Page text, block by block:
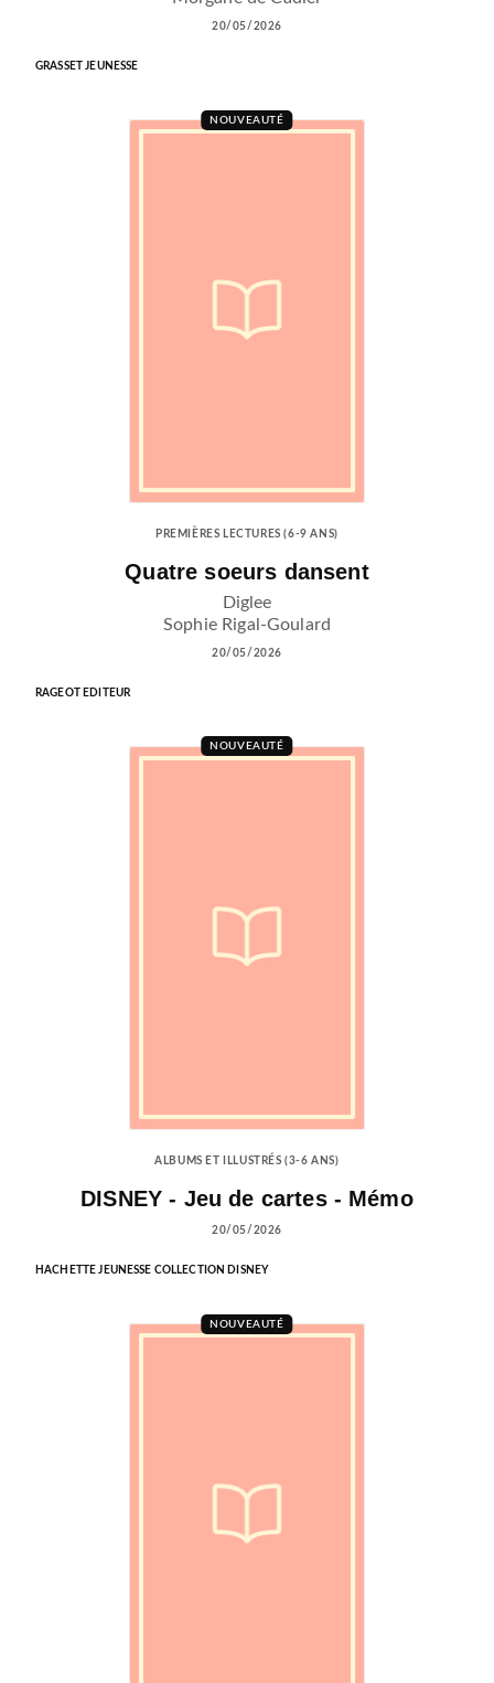
20/05/2026
GRASSET JEUNESSE
NOUVEAUTÉ
PREMIÈRES LECTURES (6-9 ANS)
Quatre soeurs dansent
Diglee
Sophie Rigal-Goulard
20/05/2026
RAGEOT EDITEUR
NOUVEAUTÉ
ALBUMS ET ILLUSTRÉS (3-6 ANS)
DISNEY - Jeu de cartes - Mémo
20/05/2026
HACHETTE JEUNESSE COLLECTION DISNEY
NOUVEAUTÉ